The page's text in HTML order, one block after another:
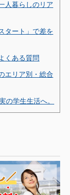
人暮らしのリア
タート」で差を
くある質問
エリア別・総合
の学生生活へ。